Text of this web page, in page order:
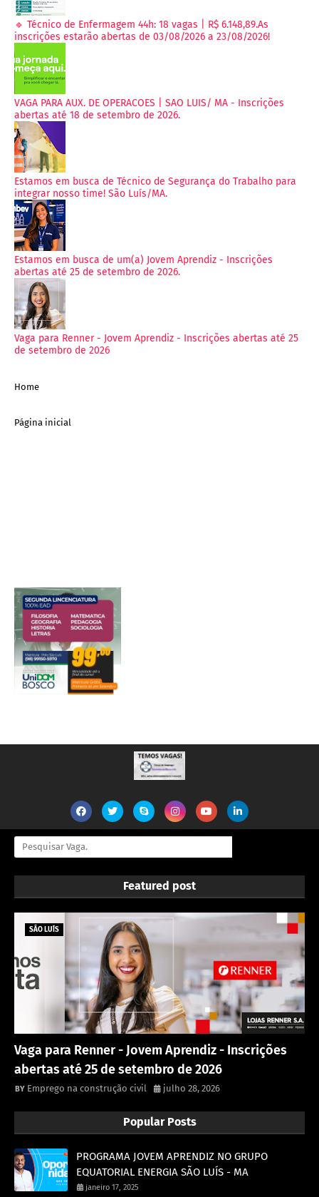
🔹 Técnico de Enfermagem 44h: 18 vagas | R$ 6.148,89.As
inscrições estarão abertas de 03/08/2026 a 23/08/2026!
VAGA PARA AUX. DE OPERACOES | SAO LUIS/ MA - Inscrições
abertas até 18 de setembro de 2026.
Estamos em busca de Técnico de Segurança do Trabalho para
integrar nosso time! São Luís/MA.
Estamos em busca de um(a) Jovem Aprendiz - Inscrições
abertas até 25 de setembro de 2026.
Vaga para Renner - Jovem Aprendiz - Inscrições abertas até 25
de setembro de 2026
Home
Página inicial
Featured post
SÃO LUÍS
Vaga para Renner - Jovem Aprendiz - Inscrições
abertas até 25 de setembro de 2026
Emprego na construção civil julho 28, 2026
Popular Posts
PROGRAMA JOVEM APRENDIZ NO GRUPO
EQUATORIAL ENERGIA SÃO LUÍS - MA
janeiro 17, 2025